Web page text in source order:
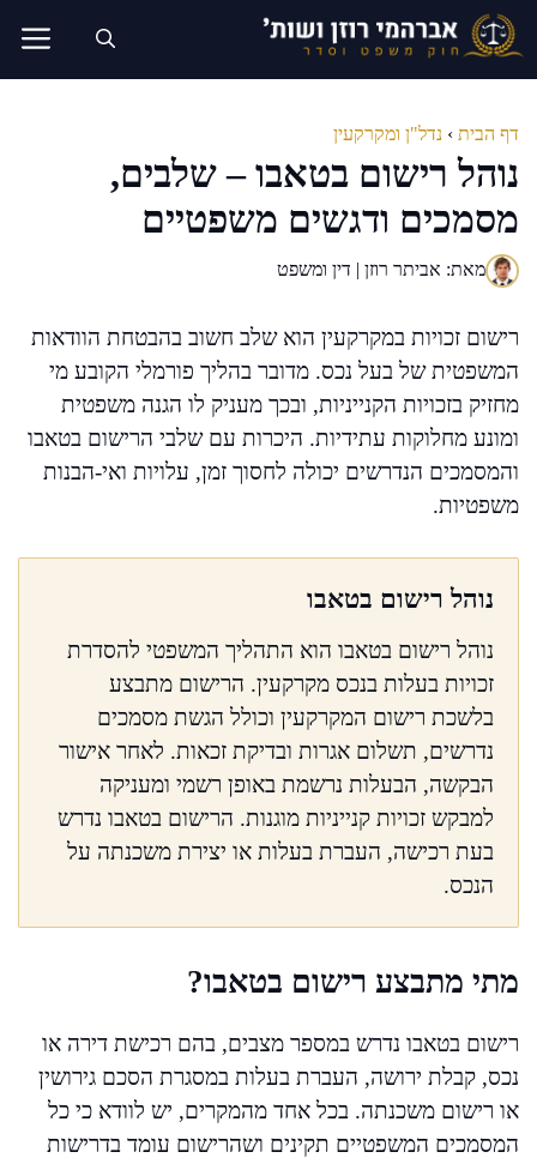
לדלג
לתוכן
דף הבית › נדל"ן ומקרקעין
נוהל רישום בטאבו – שלבים,
מסמכים ודגשים משפטיים
מאת: אביתר רוזן | דין ומשפט
רישום זכויות במקרקעין הוא שלב חשוב בהבטחת הוודאות
המשפטית של בעל נכס. מדובר בהליך פורמלי הקובע מי
מחזיק בזכויות הקנייניות, ובכך מעניק לו הגנה משפטית
ומונע מחלוקות עתידיות. היכרות עם שלבי הרישום בטאבו
והמסמכים הנדרשים יכולה לחסוך זמן, עלויות ואי-הבנות
משפטיות.
נוהל רישום בטאבו
נוהל רישום בטאבו הוא התהליך המשפטי להסדרת
זכויות בעלות בנכס מקרקעין. הרישום מתבצע
בלשכת רישום המקרקעין וכולל הגשת מסמכים
נדרשים, תשלום אגרות ובדיקת זכאות. לאחר אישור
הבקשה, הבעלות נרשמת באופן רשמי ומעניקה
למבקש זכויות קנייניות מוגנות. הרישום בטאבו נדרש
בעת רכישה, העברת בעלות או יצירת משכנתה על
הנכס.
מתי מתבצע רישום בטאבו?
רישום בטאבו נדרש במספר מצבים, בהם רכישת דירה או
נכס, קבלת ירושה, העברת בעלות במסגרת הסכם גירושין
או רישום משכנתה. בכל אחד מהמקרים, יש לוודא כי כל
המסמכים המשפטיים תקינים ושהרישום עומד בדרישות